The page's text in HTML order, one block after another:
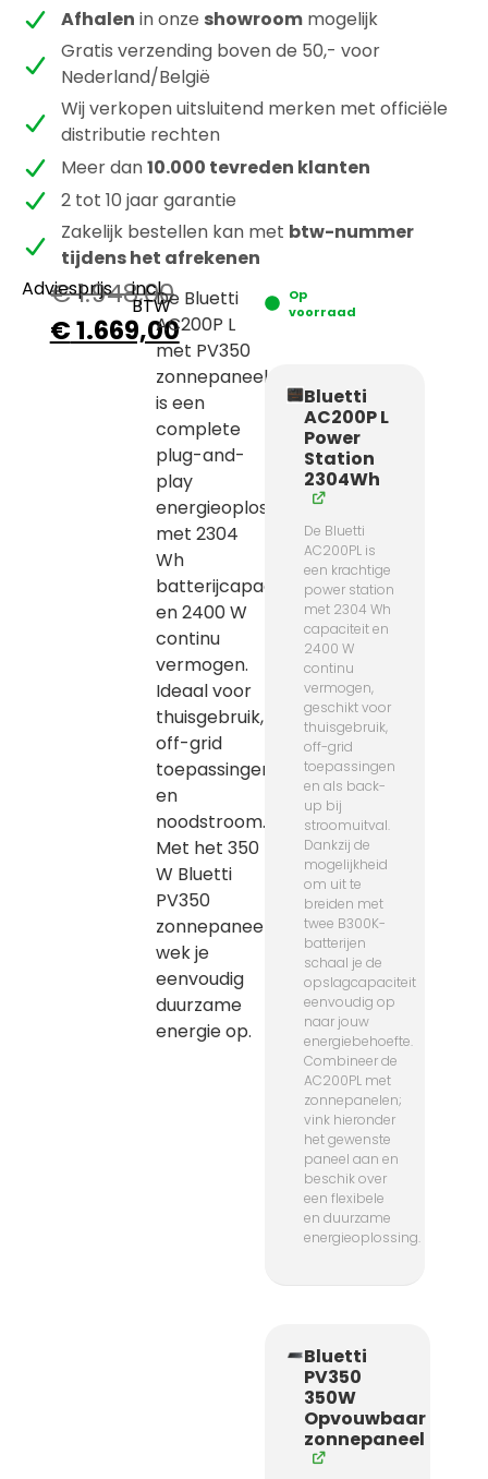
Afhalen in onze showroom mogelijk
Gratis verzending boven de 50,- voor
Nederland/België
Wij verkopen uitsluitend merken met officiële
distributie rechten
Meer dan10.000 tevreden klanten
2 tot 10 jaar garantie
Zakelijk bestellen kan met btw-nummer
tijdens het afrekenen
Adviesprijs
€1.948,00
€1.669,00
incl.
BTWDe Bluetti
AC200P L
met PV350
zonnepaneel
is een
complete
plug-and-
play
energieoplossing
met 2304
Wh
batterijcapaciteit
en 2400 W
continu
vermogen.
Ideaal voor
thuisgebruik,
off-grid
toepassingen
en
noodstroom.
Met het 350
W Bluetti
PV350
zonnepaneel
wek je
eenvoudig
duurzame
energie op.
Op
voorraad
Bluetti
AC200P L
Power
Station
2304Wh
De Bluetti
AC200PL is
een krachtige
power station
met 2304 Wh
capaciteit en
2400 W
continu
vermogen,
geschikt voor
thuisgebruik,
off-grid
toepassingen
en als back-
up bij
stroomuitval.
Dankzij de
mogelijkheid
om uit te
breiden met
twee B300K-
batterijen
schaal je de
opslagcapaciteit
eenvoudig op
naar jouw
energiebehoefte.
Combineer de
AC200PL met
zonnepanelen;
vink hieronder
het gewenste
paneel aan en
beschik over
een flexibele
en duurzame
energieoplossing.
Bluetti
PV350
350W
Opvouwbaar
zonnepaneel